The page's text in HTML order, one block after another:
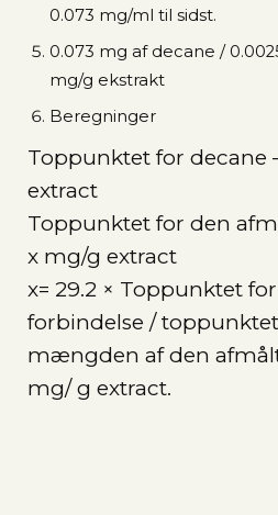
0.073 mg/ml til sidst.
0.073 mg af decane /
mg/g ekstrakt
Beregninger
Toppunktet for decane
extract
Toppunktet for den
x mg/g extract
x= 29.2 × Toppunktet
forbindelse /
mængden af den
mg/ g extract.